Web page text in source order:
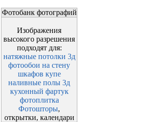
Фотобанк фотографий
Изображения
высокого разрешения
подходят для:
натяжные потолки 3д
фотообои на стену
шкафов купе
наливные полы 3д
кухонный фартук
фотоплитка
Фотошторы,
открытки, календари